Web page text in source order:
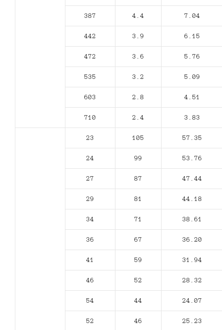
387 4.4 7.04
442 3.9 6.15
472 3.6 5.76
535 3.2 5.09
603 2.8 4.51
710 2.4 3.83
23 105 57.35
24 99 53.76
27 87 47.44
29 81 44.18
34 71 38.61
36 67 36.20
41 59 31.94
46 52 28.32
54 44 24.07
52 46 25.23